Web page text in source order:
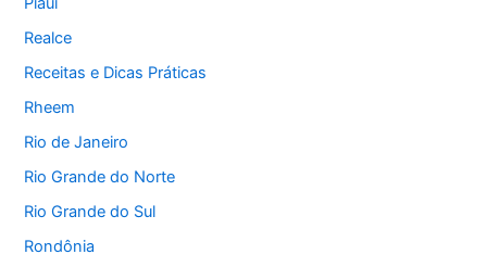
Realce
Receitas e Dicas Práticas
Rheem
Rio de Janeiro
Rio Grande do Norte
Rio Grande do Sul
Rondônia